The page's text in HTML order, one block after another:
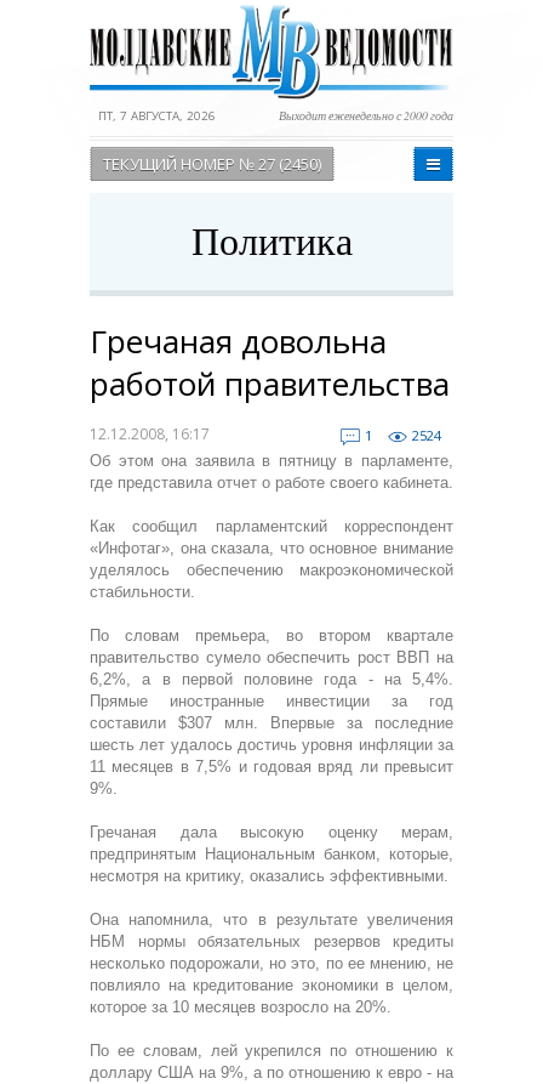
ПТ, 7 АВГУСТА, 2026 Выходит еженедельно с 2000 года
ТЕКУЩИЙ НОМЕР № 27 (2450)
Политика
Гречаная довольна
работой правительства
12.12.2008, 16:17 1
2524
Об этом она заявила в пятницу в парламенте,
где представила отчет о работе своего кабинета.
Как сообщил парламентский корреспондент
«Инфотаг», она сказала, что основное внимание
уделялось обеспечению макроэкономической
стабильности.
По словам премьера, во втором квартале
правительство сумело обеспечить рост ВВП на
6,2%, а в первой половине года - на 5,4%.
Прямые иностранные инвестиции за год
составили $307 млн. Впервые за последние
шесть лет удалось достичь уровня инфляции за
11 месяцев в 7,5% и годовая вряд ли превысит
9%.
Гречаная дала высокую оценку мерам,
предпринятым Национальным банком, которые,
несмотря на критику, оказались эффективными.
Она напомнила, что в результате увеличения
НБМ нормы обязательных резервов кредиты
несколько подорожали, но это, по ее мнению, не
повлияло на кредитование экономики в целом,
которое за 10 месяцев возросло на 20%.
По ее словам, лей укрепился по отношению к
доллару США на 9%, а по отношению к евро - на